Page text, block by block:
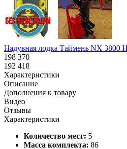
Надувная лодка Таймень NX 3800
198 370
192 418
Характеристики
Описание
Дополнения к товару
Видео
Отзывы
Характеристики
Количество мест: 5
Масса комплекта: 86